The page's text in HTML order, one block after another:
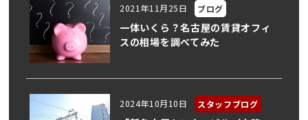
2021年11月25日 ブログ
一体いくら？名古屋の賃貸オフィ
スの相場を調べてみた
2024年10月10日 スタッフブログ